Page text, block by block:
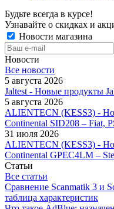
Будьте всегда в курсе!
Узнавайте о скидках и
Новости магазина
Новости
Все новости
5 августа 2026
Jaltest - Новые продукты
5 августа 2026
ALIENTECN (KESS3) -
Continental SID208 – Fiat,
31 июля 2026
ALIENTECN (KESS3) -
Continental GPEC4LM –
Статьи
Все статьи
Сравнение Scanmatik 3 и
таблица характеристик